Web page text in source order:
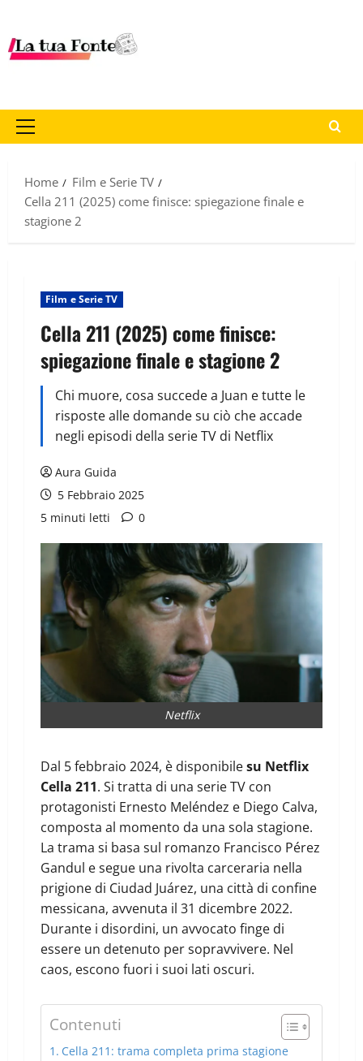
Home
Film e Serie TV
Cella 211 (2025) come finisce: spiegazione finale e
stagione 2
Film e Serie TV
Cella 211 (2025) come finisce:
spiegazione finale e stagione 2
Chi muore, cosa succede a Juan e tutte le
risposte alle domande su ciò che accade
negli episodi della serie TV di Netflix
Aura Guida
5 Febbraio 2025
5 minuti letti
0
Netflix
Dal 5 febbraio 2024, è disponibilesu Netflix
Cella 211. Si tratta di una serie TV con
protagonisti Ernesto Meléndez e Diego Calva,
composta al momento da una sola stagione.
La trama si basa sul romanzo Francisco Pérez
Gandul e segue una rivolta carceraria nella
prigione di Ciudad Juárez, una città di confine
messicana, avvenuta il 31 dicembre 2022.
Durante i disordini, un avvocato finge di
essere un detenuto per sopravvivere. Nel
caos, escono fuori i suoi lati oscuri.
Contenuti
Cella 211: trama completa prima stagione